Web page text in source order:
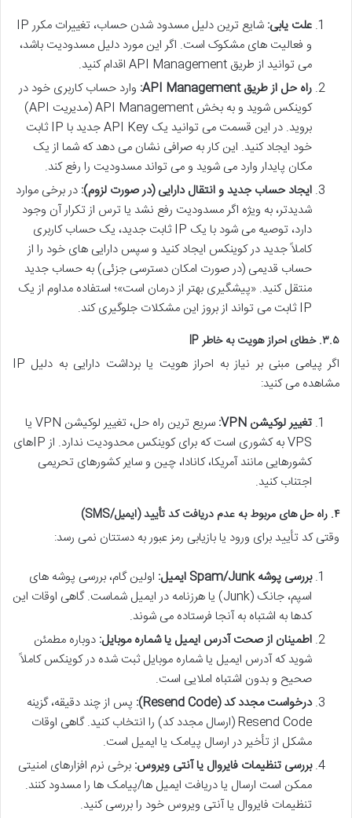
علت یابی:
شایع ترین دلیل مسدود شدن حساب، تغییرات مکرر IP
و فعالیت های مشکوک است. اگر این مورد دلیل مسدودیت باشد،
می توانید از طریق API Management اقدام کنید.
راه حل از طریق API Management:
وارد حساب کاربری خود در
کوینکس شوید و به بخش API Management (مدیریت API)
بروید. در این قسمت می توانید یک API Key جدید با IP ثابت
خود ایجاد کنید. این کار به صرافی نشان می دهد که شما از یک
مکان پایدار وارد می شوید و می تواند مسدودیت را رفع کند.
ایجاد حساب جدید و انتقال دارایی (در صورت لزوم): در برخی موارد
شدیدتر، به ویژه اگر مسدودیت رفع نشد یا ترس از تکرار آن وجود
دارد، توصیه می شود با یک IP ثابت جدید، یک حساب کاربری
کاملاً جدید در کوینکس ایجاد کنید و سپس دارایی های خود را از
حساب قدیمی (در صورت امکان دسترسی جزئی) به حساب جدید
منتقل کنید. «پیشگیری بهتر از درمان است»؛ استفاده مداوم از یک
IP ثابت می تواند از بروز این مشکلات جلوگیری کند.
۳.۵. خطای احراز هویت به خاطر IP
اگر پیامی مبنی بر نیاز به احراز هویت یا برداشت دارایی به دلیل IP
مشاهده می کنید:
تغییر لوکیشن VPN:
سریع ترین راه حل، تغییر لوکیشن VPN یا
VPS به کشوری است که برای کوینکس محدودیت ندارد. از IPهای
کشورهایی مانند آمریکا، کانادا، چین و سایر کشورهای تحریمی
اجتناب کنید.
۴. راه حل های مربوط به عدم دریافت کد تأیید (ایمیل/SMS)
وقتی کد تأیید برای ورود یا بازیابی رمز عبور به دستتان نمی رسد:
بررسی پوشه Spam/Junk ایمیل:
اولین گام، بررسی پوشه های
اسپم، جانک (Junk) یا هرزنامه در ایمیل شماست. گاهی اوقات این
کدها به اشتباه به آنجا فرستاده می شوند.
اطمینان از صحت آدرس ایمیل یا شماره موبایل: دوباره مطمئن
شوید که آدرس ایمیل یا شماره موبایل ثبت شده در کوینکس کاملاً
صحیح و بدون اشتباه املایی است.
درخواست مجدد کد (Resend Code):
پس از چند دقیقه، گزینه
Resend Code (ارسال مجدد کد) را انتخاب کنید. گاهی اوقات
مشکل از تأخیر در ارسال پیامک یا ایمیل است.
بررسی تنظیمات فایروال یا آنتی ویروس: برخی نرم افزارهای امنیتی
ممکن است ارسال یا دریافت ایمیل ها/پیامک ها را مسدود کنند.
تنظیمات فایروال یا آنتی ویروس خود را بررسی کنید.